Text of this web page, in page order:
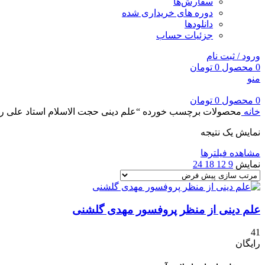
دوره های خریداری شده
دانلودها
جزئیات حساب
ورود / ثبت نام
0 محصول 0 تومان
منو
0 محصول 0 تومان
خانه محصولات برچسب خورده “علم دینی حجت الاسلام استاد علی
نمایش یک نتیجه
مشاهده فیلترها
نمایش 9
12
18
24
علم دینی از منظر پروفسور مهدی گلشنی
41
رایگان